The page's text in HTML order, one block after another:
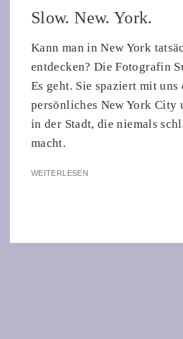
Slow. New. York.
Kann man in New York
entdecken? Die Fotografin
Es geht. Sie spaziert mit
persönliches New York City
in der Stadt, die niemals
macht.
WEITERLESEN